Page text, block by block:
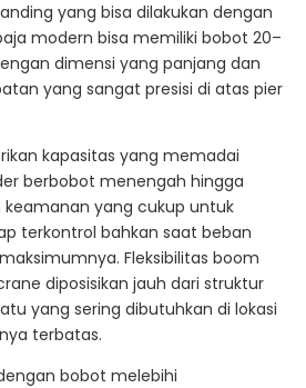
yang bisa dilakukan dengan
modern bisa memiliki bobot 20–
dimensi yang panjang dan
yang sangat presisi di atas pier
kapasitas yang memadai
berbobot menengah hingga
yang cukup untuk
terkontrol bahkan saat beban
Fleksibilitas boom
diposisikan jauh dari struktur
yang sering dibutuhkan di lokasi
terbatas.
bobot melebihi